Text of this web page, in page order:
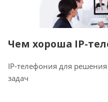
Чем хороша IP-
IP-телефония для
задач